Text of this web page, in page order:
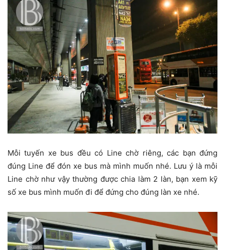
Mỗi tuyến xe bus đều có Line chờ riêng, các bạn đứng
đúng Line để đón xe bus mà mình muốn nhé. Lưu ý là mỗi
Line chờ như vậy thường được chia làm 2 làn, bạn xem kỹ
số xe bus mình muốn đi để đứng cho đúng làn xe nhé.